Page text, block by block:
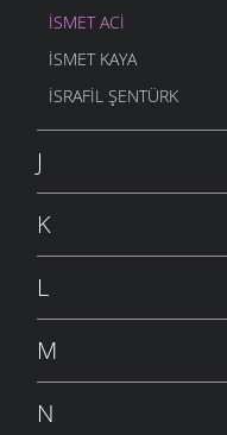
İSMET ACI
ISMET KAYA
İSRAFIL ŞENTÜRK
J
K
L
M
N